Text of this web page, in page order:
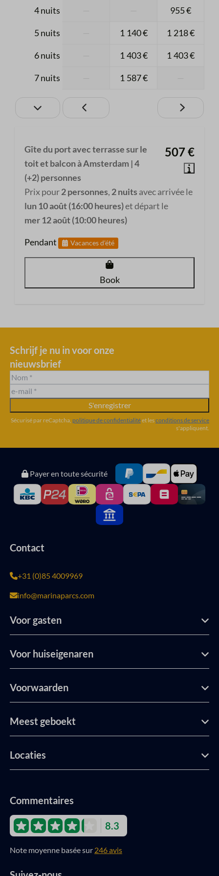
électriques
Chambre à coucher
Lit(s) double(s): 1
Lit superposé: 1
Stationnement payant
4 nuits 955 €
5 nuits 1 140 € 1 218 €
6 nuits 1 403 € 1 403 €
7 nuits 1 587 €
507 €
Gîte du port avec terrasse sur le
toit et balcon à Amsterdam | 4
(+2) personnes
Prix pour2 personnes, 2 nuits avec arrivée le
lun 10 août (16:00 heures)et départ le
mer 12 août (10:00 heures)
Pendant Vacances d'été
Book
Schrijf je nu in voor onze
nieuwsbrief
S'enregistrer
Sécurisé par reCaptcha, politique de confidentialitéet lesconditions de service
s'appliquent.
Payer en toute sécurité
Contact
+31 (0)85 4009969
info@marinaparcs.com
Voor gasten
Voor huiseigenaren
Voorwaarden
Meest geboekt
Locaties
Commentaires
8.3
Note moyenne basée sur 246 avis